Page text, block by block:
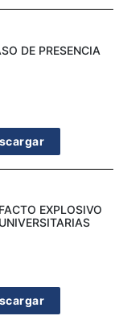
DE PRESENCIA
EXPLOSIVO